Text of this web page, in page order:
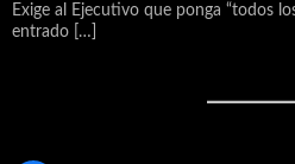
Exige al Ejecutivo que ponga “todos
entrado […]